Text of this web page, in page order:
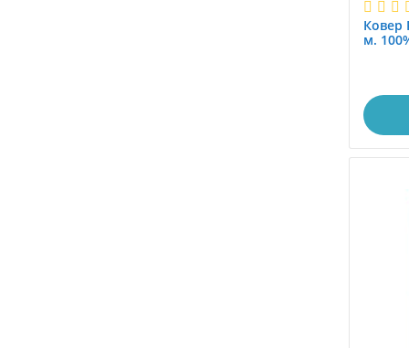
Ковер
м.